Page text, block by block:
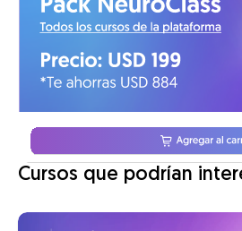
Cursos que podrían